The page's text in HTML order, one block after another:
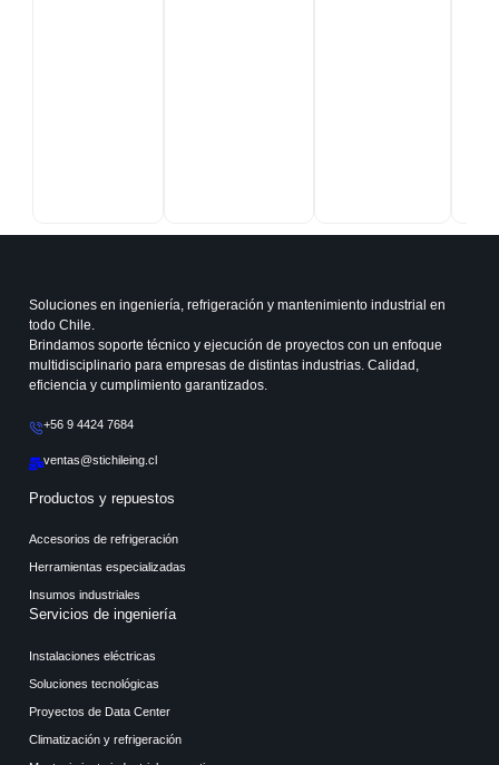
Soluciones en ingeniería, refrigeración y mantenimiento industrial en
todo Chile.
Brindamos soporte técnico y ejecución de proyectos con un enfoque
multidisciplinario para empresas de distintas industrias. Calidad,
eficiencia y cumplimiento garantizados.
+56 9 4424 7684
ventas@stichileing.cl
Productos y repuestos
Accesorios de refrigeración
Herramientas especializadas
Insumos industriales
Servicios de ingeniería
Instalaciones eléctricas
Soluciones tecnológicas
Proyectos de Data Center
Climatización y refrigeración